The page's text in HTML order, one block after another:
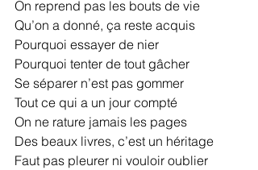
On reprend pas les bouts de vie
Qu’on a donné, ça reste acquis
Pourquoi essayer de nier
Pourquoi tenter de tout gâcher
Se séparer n’est pas gommer
Tout ce qui a un jour compté
On ne rature jamais les pages
Des beaux livres, c’est un héritage
Faut pas pleurer ni vouloir oublier